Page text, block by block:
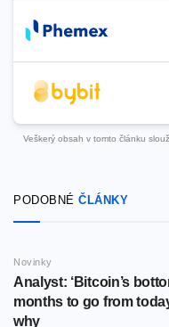
Veškerý obsah v tomto článku
PODOBNÉ ČLÁNKY
Novinky
Analyst: ‘Bitcoin’s
months to go from
why